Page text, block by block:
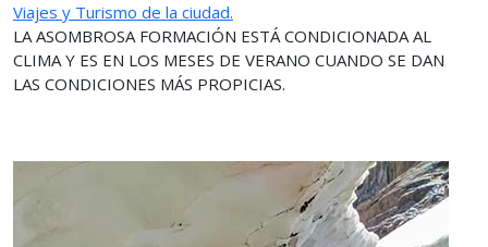
Viajes y Turismo de la ciudad.
LA ASOMBROSA FORMACIÓN ESTÁ CONDICIONADA AL
CLIMA Y ES EN LOS MESES DE VERANO CUANDO SE DAN
LAS CONDICIONES MÁS PROPICIAS.